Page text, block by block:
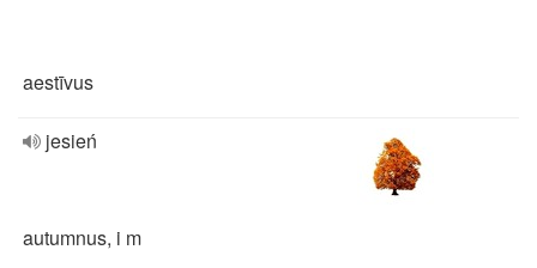
aestīvus
jesień
autumnus, i m